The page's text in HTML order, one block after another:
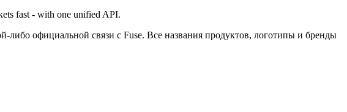
fast - with one unified API.
либо официальной связи с Fuse. Все названия продуктов, логотипы и бренды